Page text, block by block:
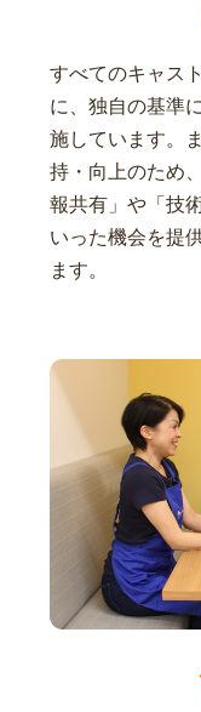
すべてのキャス
に、独自の基準
施しています。
持・向上のため
報共有」や「技
いった機会を提
ます。